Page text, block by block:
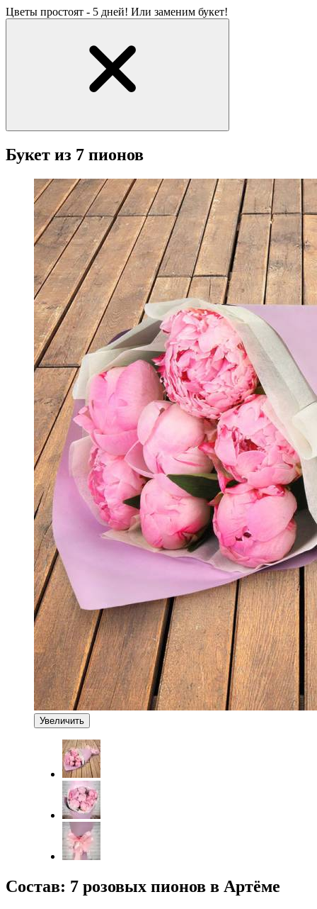
Цветы простоят - 5 дней! Или заменим букет!
Букет из 7 пионов
Увеличить
Состав: 7 розовых пионов в Артёме